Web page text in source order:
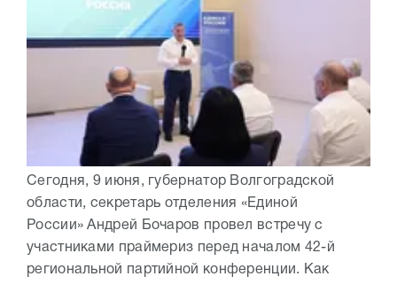
Сегодня, 9 июня, губернатор Волгоградской
области, секретарь отделения «Единой
России» Андрей Бочаров провел встречу с
участниками праймериз перед началом 42-й
региональной партийной конференции. Как